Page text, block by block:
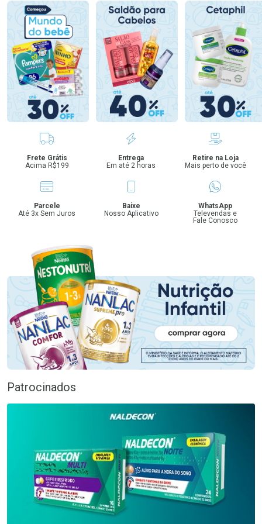
Benefícios
Frete Grátis
Acima R$199
Entrega
Em até 2 horas
Retire na Loja
Mais perto de você
Parcele
Até 3x Sem Juros
Baixe
Nosso Aplicativo
WhatsApp
Televendas e
Fale Conosco
Patrocinados